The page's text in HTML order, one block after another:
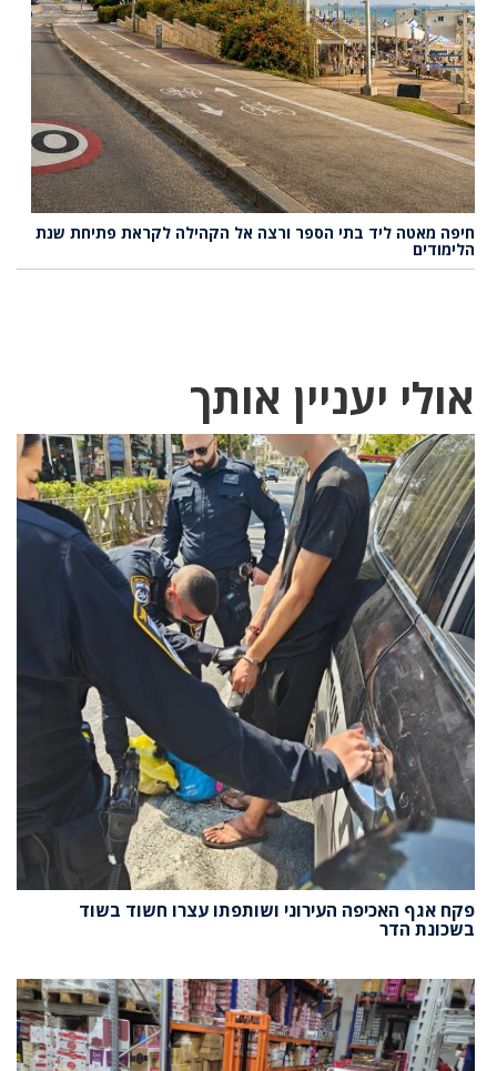
חיפה מאטה ליד בתי הספר ורצה אל הקהילה לקראת פתיחת שנת
הלימודים
אולי יעניין אותך
פקח אגף האכיפה העירוני ושותפתו עצרו חשוד בשוד
בשכונת הדר